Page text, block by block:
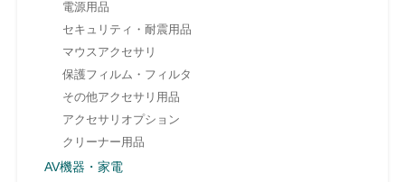
電源用品
セキュリティ・耐震用品
マウスアクセサリ
保護フィルム・フィルタ
その他アクセサリ用品
アクセサリオプション
クリーナー用品
AV機器・家電